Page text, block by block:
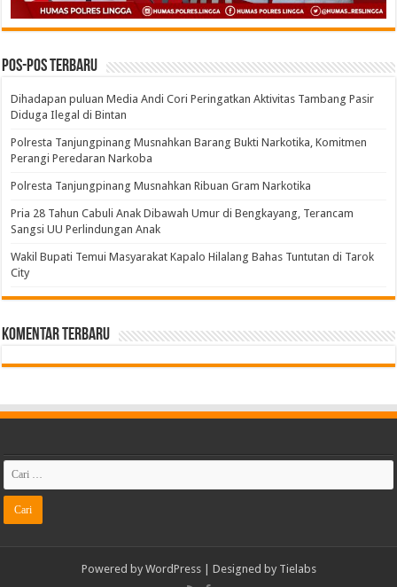
Pos-pos Terbaru
Dihadapan puluan Media Andi Cori Peringatkan Aktivitas Tambang Pasir
Diduga Ilegal di Bintan
Polresta Tanjungpinang Musnahkan Barang Bukti Narkotika, Komitmen
Perangi Peredaran Narkoba
Polresta Tanjungpinang Musnahkan Ribuan Gram Narkotika
Pria 28 Tahun Cabuli Anak Dibawah Umur di Bengkayang, Terancam
Sangsi UU Perlindungan Anak
Wakil Bupati Temui Masyarakat Kapalo Hilalang Bahas Tuntutan di Tarok
City
Komentar Terbaru
Powered by WordPress| Designed by Tielabs